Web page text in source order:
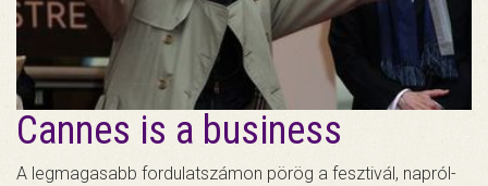
Cannes is a business
A legmagasabb fordulatszámon pörög a fesztivál, napról-